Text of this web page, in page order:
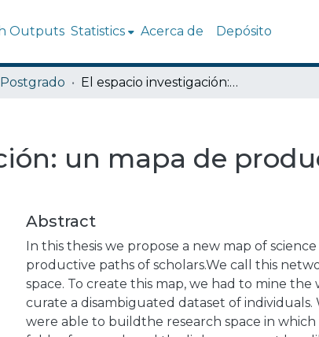
Outputs Statistics Acerca de Depósito
El espacio investigación: un mapa de producción de ciencia
un mapa de
Abstract
In this thesis we propose a new map of
productive paths of scholars.We call this
space. To create this map, we had to mine
curate a disambiguated dataset of individuals.
were able to buildthe research space in